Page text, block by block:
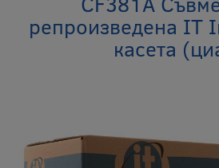
репроизведена IT
касета